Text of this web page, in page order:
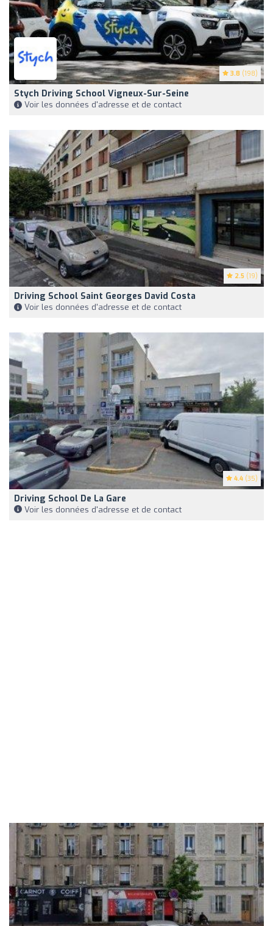
3.8 (198)
Stych Driving School Vigneux-Sur-Seine
Voir les données d'adresse et de contact
2.5 (19)
Driving School Saint Georges David Costa
Voir les données d'adresse et de contact
4.4 (35)
Driving School De La Gare
Voir les données d'adresse et de contact